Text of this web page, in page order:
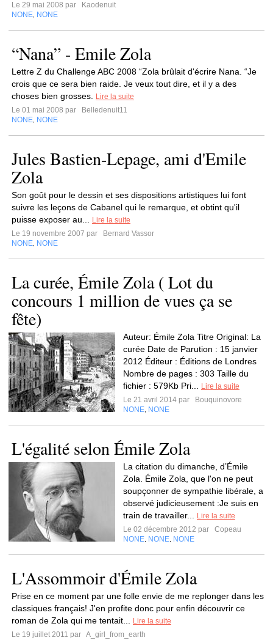
Le 29 mai 2008 par
Kaodenuit
NONE NONE
“Nana” - Emile Zola
Lettre Z du Challenge ABC 2008 “Zola brûlait d'écrire Nana. “Je
crois que ce sera bien raide. Je veux tout dire, et il y a des
choses bien grosses.
Lire la suite
Le 01 mai 2008 par
Belledenuit11
NONE NONE
Jules Bastien-Lepage, ami d'Emile
Zola
Son goût pour le dessin et ses dispositions artistiques lui font
suivre les leçons de Cabanel qui le remarque, et obtint qu'il
puisse exposer au...
Lire la suite
Le 19 novembre 2007 par
Bernard Vassor
NONE NONE
La curée, Émile Zola ( Lot du
concours 1 million de vues ça se
fête)
Auteur: Émile Zola Titre Original: La
curée Date de Parution : 15 janvier
2012 Éditeur : Éditions de Londres
Nombre de pages : 303 Taille du
fichier : 579Kb Pri...
Lire la suite
Le 21 avril 2014 par
Bouquinovore
NONE NONE
L'égalité selon Émile Zola
La citation du dimanche, d’Émile
Zola. Émile Zola, que l'on ne peut
soupçonner de sympathie libérale, a
observé judicieusement :Je suis en
train de travailler...
Lire la suite
Le 02 décembre 2012 par
Copeau
NONE NONE NONE
L'Assommoir d'Émile Zola
Prise en ce moment par une folle envie de me replonger dans les
classiques français! J'en profite donc pour enfin découvrir ce
roman de Zola qui me tentait...
Lire la suite
Le 19 juillet 2011 par A_girl_from_earth